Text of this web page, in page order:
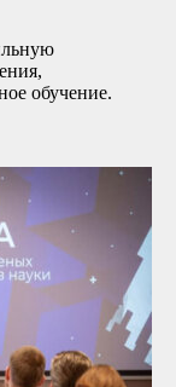
обучение.